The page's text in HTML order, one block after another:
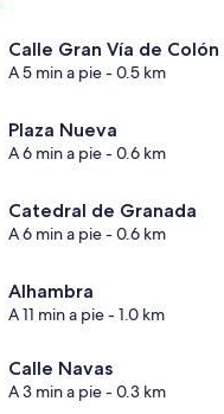
Calle Gran Vía de Colón
A 5 min a pie- 0.5 km
Plaza Nueva
A 6 min a pie- 0.6 km
Catedral de Granada
A 6 min a pie- 0.6 km
Alhambra
A 11 min a pie- 1.0 km
Calle Navas
A 3 min a pie- 0.3 km